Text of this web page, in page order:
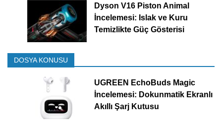
Dyson V16 Piston Animal
İncelemesi: Islak ve Kuru
Temizlikte Güç Gösterisi
DOSYA KONUSU
UGREEN EchoBuds Magic
İncelemesi: Dokunmatik Ekranlı
Akıllı Şarj Kutusu